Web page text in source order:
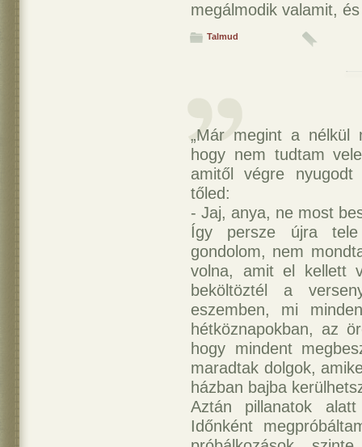
megálmodik valamit,
Talmud
„Már megint a nélkül
hogy nem tudtam
amitől végre nyugodt
tőled:
- Jaj, anya, ne most
Így persze újra tele
gondolom, nem
volna, amit el kellett
beköltöztél a
eszemben, mi
hétköznapokban, az
hogy mindent
maradtak dolgok,
házban bajba
Aztán pillanatok
Időnként